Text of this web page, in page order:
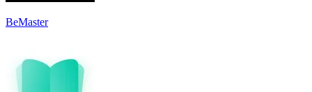
BeMaster